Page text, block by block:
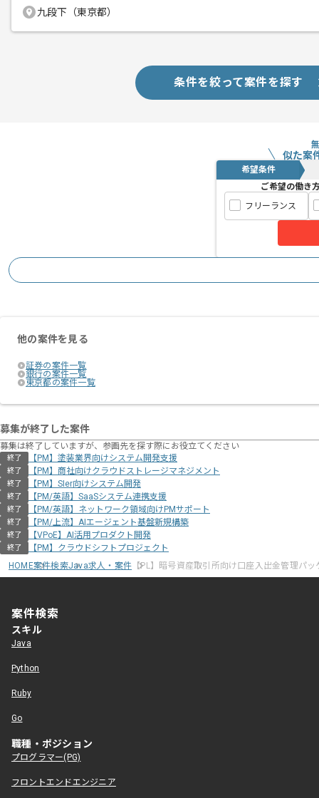
新しいアイディアや技術を積極的に導入
スキルアップされたい方、長期的に参
九段下（東京都）
条件を絞って案件を探す
似た案
希望条件
ご希望の働き
フリーランス
他の案件を見る
証券の案件一覧
銀行の案件一覧
東京都の案件一覧
募集が終了した案件
募集は終了していますが、参画先を探す際にお役立てください
終了 【PM】塗装業界向けシステム開発支援
終了 【PM】商社向けクラウドストレージマネジメント
終了 【PM】SIer向けシステム開発
終了 【PM/英語】SaaSシステム連携支援
終了 【PM/英語】ネットワーク領域向けPMサポート
終了 【PM/上流】AIエージェント基盤新規構築
終了 【VPoE】AI活用プロダクト開発
終了
【PM】クラウドシフトプロジェクト
HOME案件検索Java求人・案件 【PL】暗号資産取引所向け口座入出金管理パ
案件検索
スキル
Java
Python
Ruby
Go
職種・ポジション
プログラマー(PG)
フロントエンドエンジニア